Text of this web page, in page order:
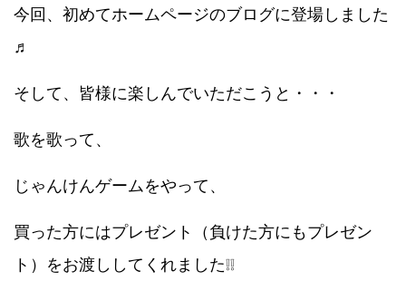
今回、初めてホームページのブログに登場しました
♬
そして、皆様に楽しんでいただこうと・・・
歌を歌って、
じゃんけんゲームをやって、
買った方にはプレゼント（負けた方にもプレゼン
ト）をお渡ししてくれました❕❕